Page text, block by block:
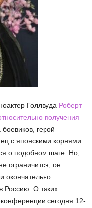
Голлвуда Роберт
получения
боевиков, герой
с японскими корнями
о подобном шаге. Но,
ограничится, он
окончательно
Россию. О таких
сегодня 12-